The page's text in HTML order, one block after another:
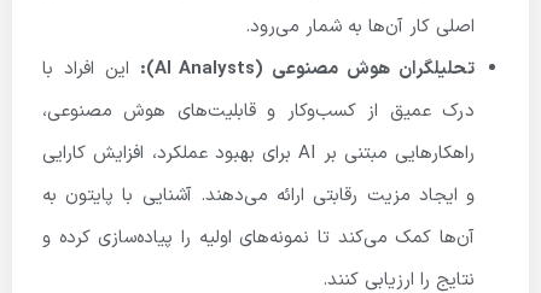
اصلی کار آن‌ها به شمار می‌رود.
تحلیلگران هوش مصنوعی (AI Analysts):
این افراد با
درک عمیق از کسب‌وکار و قابلیت‌های هوش مصنوعی،
راهکارهایی مبتنی بر AI برای بهبود عملکرد، افزایش کارایی
و ایجاد مزیت رقابتی ارائه می‌دهند. آشنایی با پایتون به
آن‌ها کمک می‌کند تا نمونه‌های اولیه را پیاده‌سازی کرده و
نتایج را ارزیابی کنند.